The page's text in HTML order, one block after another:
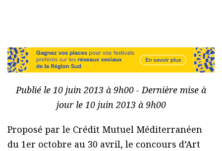
Publié le 10 juin 2013 à 9h00 - Dernière mise à
jour le 10 juin 2013 à 9h00
Proposé par le Crédit Mutuel Méditerranéen
du 1er octobre au 30 avril, le concours d’Art